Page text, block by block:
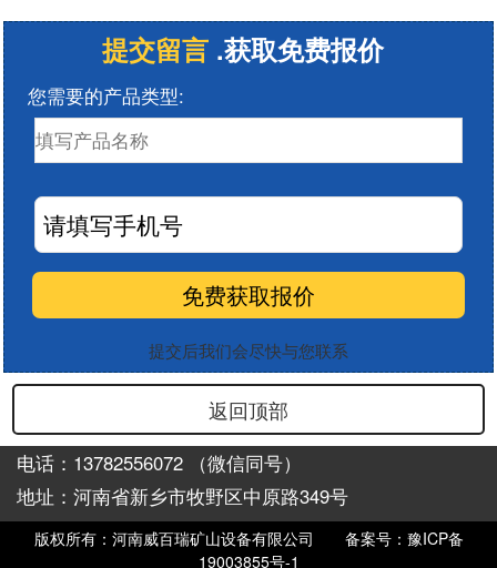
提交留言 .获取免费报价
您需要的产品类型:
提交后我们会尽快与您联系
返回顶部
电话：13782556072 （微信同号）
地址：河南省新乡市牧野区中原路349号
版权所有：河南威百瑞矿山设备有限公司 备案号：豫ICP备
19003855号-1